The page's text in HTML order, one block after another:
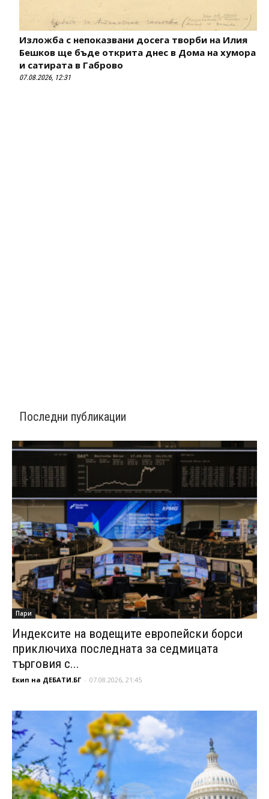
Изложба с непоказвани досега творби на Илия
Бешков ще бъде открита днес в Дома на хумора
и сатирата в Габрово
07.08.2026, 12:31
Последни публикации
Пари
Индексите на водещите европейски борси
приключиха последната за седмицата
търговия с...
Екип на ДЕБАТИ.БГ - 07.08.2026, 21:45